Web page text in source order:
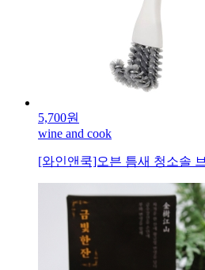
5,700원
wine and cook
[와인앤쿡]오븐 틈새 청소솔